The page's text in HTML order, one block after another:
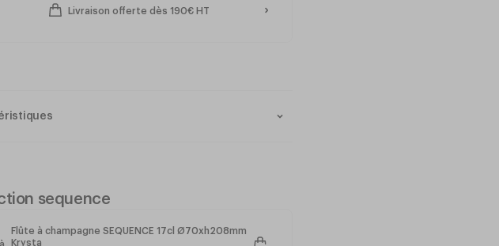
Livraison offerte dès 190€ HT
fin
: 47 cl
sequence
Flûte à champagne SEQUENCE 17cl Ø70xh208mm
Krysta